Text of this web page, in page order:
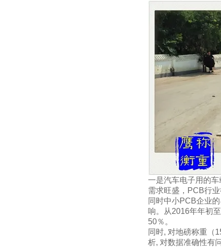
一是汽车电子用的
需求旺盛，PCB行
同时中小PCB企业
响。从2016年年初
50％。
同时, 对地磅称重 （
析, 对数据准确性有